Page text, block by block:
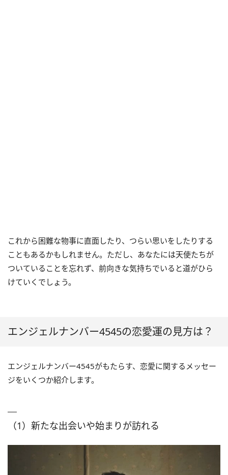
これから困難な物事に直面したり、つらい思いをしたりする
こともあるかもしれません。ただし、あなたには天使たちが
ついていることを忘れず、前向きな気持ちでいると道がひら
けていくでしょう。
エンジェルナンバー4545の恋愛運の見方は？
エンジェルナンバー4545がもたらす、恋愛に関するメッセー
ジをいくつか紹介します。
（1）新たな出会いや始まりが訪れる